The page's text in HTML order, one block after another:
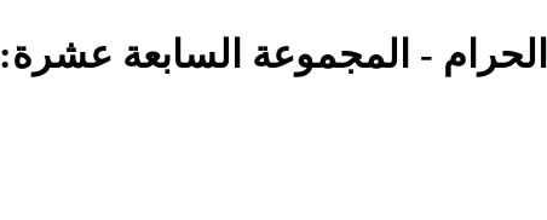
السابعة عشرة: 1434 هـ = 234-244 - المجلد الأول